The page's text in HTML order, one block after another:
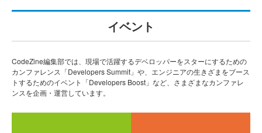
イベント
CodeZine編集部では、現場で活躍するデベロッパーをスターにするための
カンファレンス「Developers Summit」や、エンジニアの生きざまをブース
トするためのイベント「Developers Boost」など、さまざまなカンファレ
ンスを企画・運営しています。